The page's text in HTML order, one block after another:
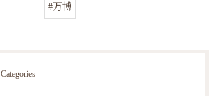
#万博
Categories